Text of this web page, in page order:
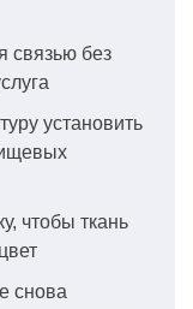
связью без
установить
чтобы ткань
снова